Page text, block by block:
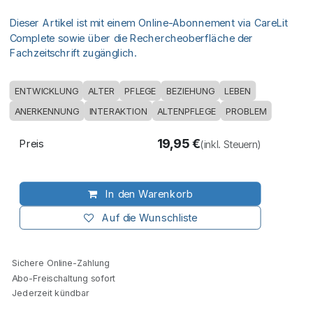
Dieser Artikel ist mit einem Online-Abonnement via CareLit
Complete sowie über die Rechercheoberfläche der
Fachzeitschrift zugänglich.
ENTWICKLUNG ALTER PFLEGE BEZIEHUNG LEBEN
ANERKENNUNG INTERAKTION ALTENPFLEGE PROBLEM
In den Warenkorb
Auf die Wunschliste
Preis 19,95€(inkl. Steuern)
Sichere Online-Zahlung
Abo-Freischaltung sofort
Jederzeit kündbar